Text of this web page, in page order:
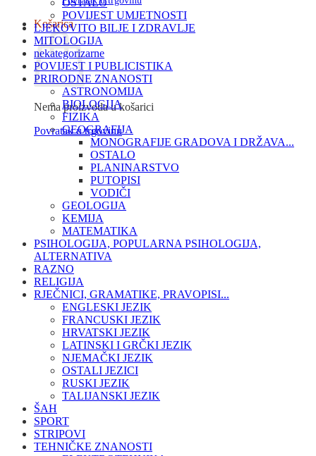
Košarica
Nema proizvoda u košarici
Povratak u trgovinu
OSTALO
POVIJEST UMJETNOSTI
LJEKOVITO BILJE I ZDRAVLJE
MITOLOGIJA
nekategorizarne
POVIJEST I PUBLICISTIKA
PRIRODNE ZNANOSTI
ASTRONOMIJA
BIOLOGIJA
FIZIKA
GEOGRAFIJA
MONOGRAFIJE GRADOVA I DRŽAVA...
OSTALO
PLANINARSTVO
PUTOPISI
VODIČI
GEOLOGIJA
KEMIJA
MATEMATIKA
PSIHOLOGIJA, POPULARNA PSIHOLOGIJA,
ALTERNATIVA
RAZNO
RELIGIJA
RJEČNICI, GRAMATIKE, PRAVOPISI...
ENGLESKI JEZIK
FRANCUSKI JEZIK
HRVATSKI JEZIK
LATINSKI I GRČKI JEZIK
NJEMAČKI JEZIK
OSTALI JEZICI
RUSKI JEZIK
TALIJANSKI JEZIK
ŠAH
SPORT
STRIPOVI
TEHNIČKE ZNANOSTI